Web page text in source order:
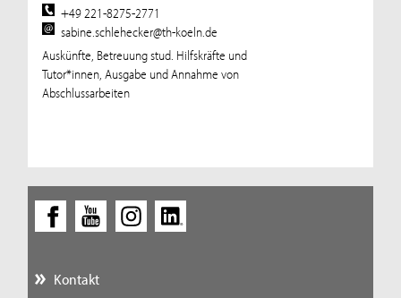
+49 221-8275-2771
sabine.schlehecker@th-koeln.de
Auskünfte, Betreuung stud. Hilfskräfte und
Tutor*innen, Ausgabe und Annahme von
Abschlussarbeiten
Kontakt